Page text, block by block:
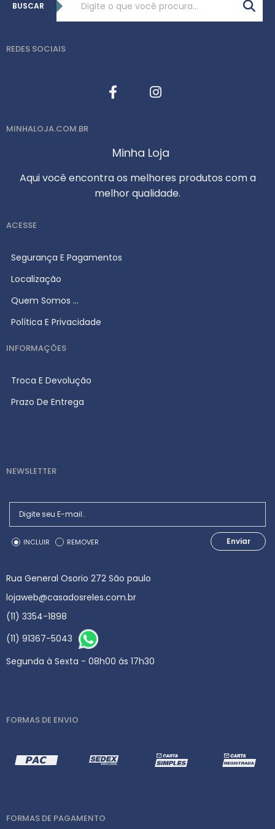
BUSCAR
REDES SOCIAIS
MINHALOJA.COM.BR
Minha Loja
Aqui você encontra os melhores produtos com a
melhor qualidade.
ACESSE
Segurança E Pagamentos
Localização
Quem Somos ...
Política E Privacidade
INFORMAÇÕES
Troca E Devolução
Prazo De Entrega
NEWSLETTER
INCLUIR REMOVER Enviar
Rua General Osorio 272 São paulo
lojaweb@casadosreles.com.br
(11) 3354-1898
(11) 91367-5043
Segunda à Sexta - 08h00 ás 17h30
FORMAS DE ENVIO
FORMAS DE PAGAMENTO